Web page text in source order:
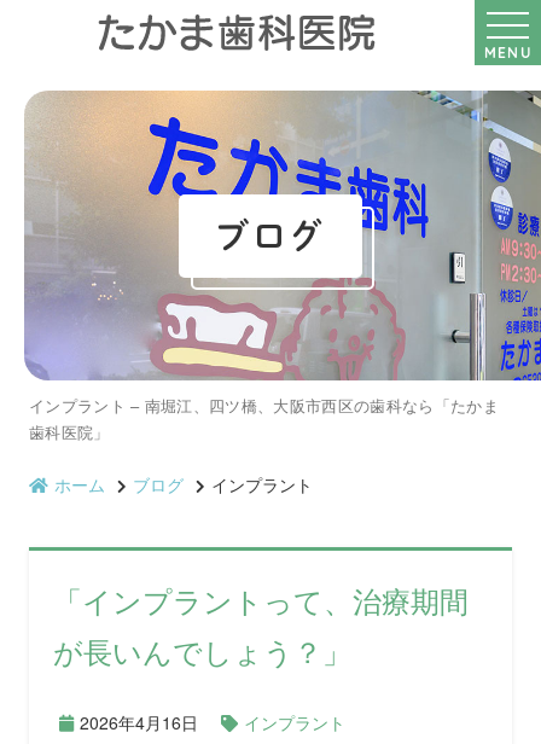
MENU
ブログ
インプラント – 南堀江、四ツ橋、大阪市西区の歯科なら「たかま
歯科医院」
ホーム ブログ インプラント
「インプラントって、治療期間
が長いんでしょう？」
2026年4月16日
インプラント